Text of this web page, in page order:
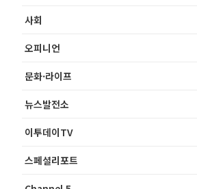
사회
오피니언
문화·라이프
뉴스발전소
이투데이TV
스페셜리포트